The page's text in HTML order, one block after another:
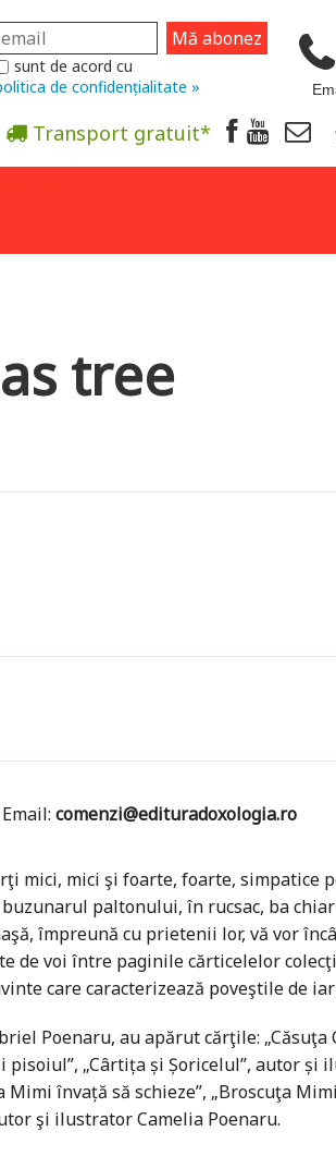
sunt de acord cu
de confidențialitate »
Transport gratuit*
tree
Email:comenzi@edituradoxologia.ro
mici, mici şi foarte, foarte, simpatice
paltonului, în rucsac, ba
împreună cu prietenii lor, vă vor
de voi între paginile cărticelelor
care caracterizează poveştile de
Poenaru, au apărut cărţile: „Căsuţa
pisoiul”, „Cârtița și Șoricelul”, autor
învață să schieze”, „Broscuţa
şi ilustrator Camelia Poenaru.